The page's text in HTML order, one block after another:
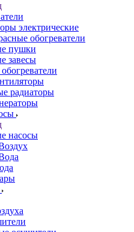
электрические
обогреватели
пушки
завесы
радиаторы
насосы